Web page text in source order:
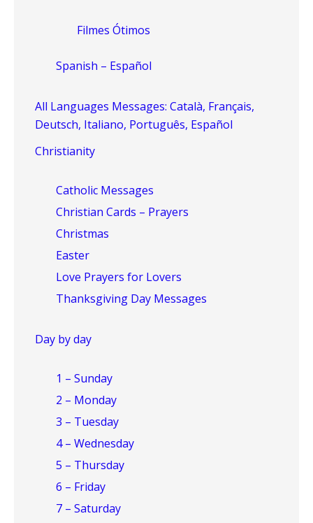
Filmes Ótimos
Spanish – Español
All Languages Messages: Català, Français,
Deutsch, Italiano, Português, Español
Christianity
Catholic Messages
Christian Cards – Prayers
Christmas
Easter
Love Prayers for Lovers
Thanksgiving Day Messages
Day by day
1 – Sunday
2 – Monday
3 – Tuesday
4 – Wednesday
5 – Thursday
6 – Friday
7 – Saturday